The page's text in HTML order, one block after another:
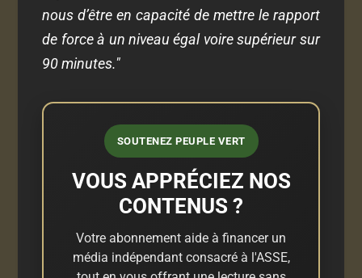
nous d’être en capacité de mettre le rapport
de force à un niveau égal voire supérieur sur
90 minutes."
SOUTENEZ PEUPLE VERT
VOUS APPRÉCIEZ NOS
CONTENUS ?
Votre abonnement aide à financer un
média indépendant consacré à l'ASSE,